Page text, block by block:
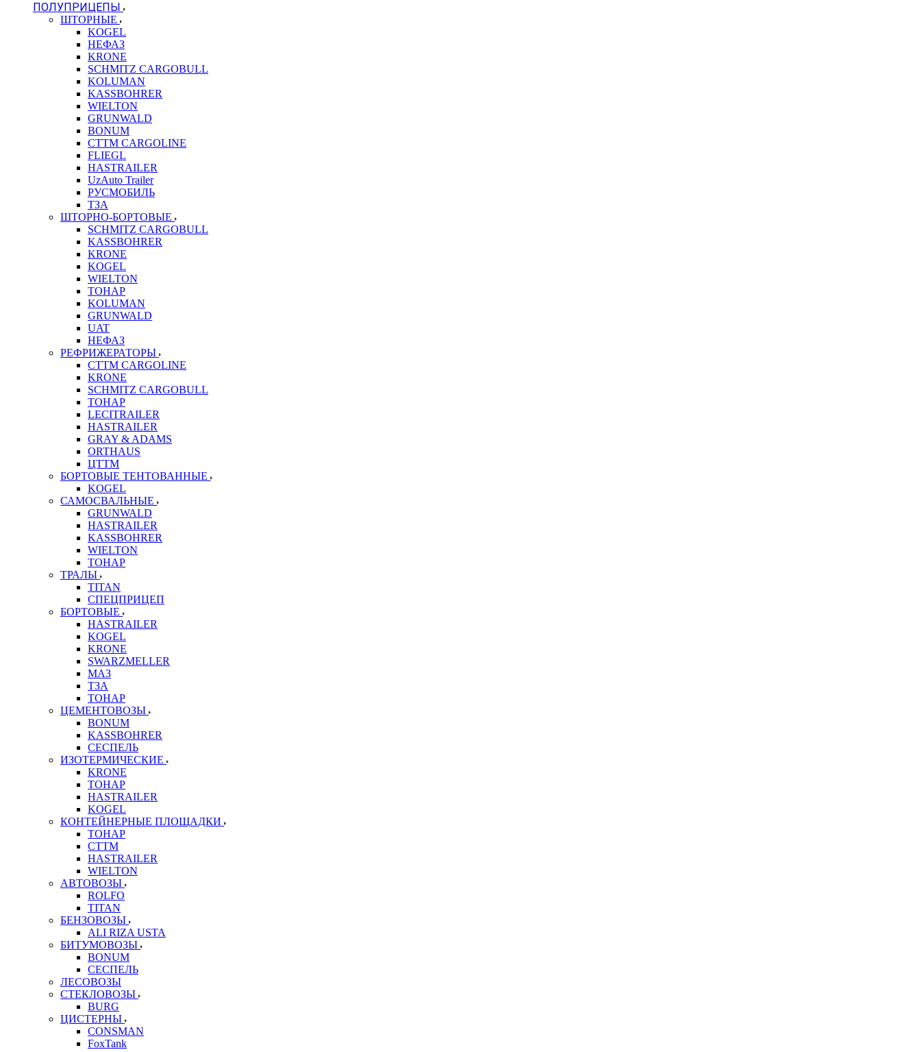
ПОЛУПРИЦЕПЫ
ШТОРНЫЕ
KOGEL
НЕФАЗ
KRONE
SCHMITZ CARGOBULL
KOLUMAN
KASSBOHRER
WIELTON
GRUNWALD
BONUM
CTTM CARGOLINE
FLIEGL
HASTRAILER
UzAuto Trailer
РУСМОБИЛЬ
ТЗА
ШТОРНО-БОРТОВЫЕ
SCHMITZ CARGOBULL
KASSBOHRER
KRONE
KOGEL
WIELTON
ТОНАР
KOLUMAN
GRUNWALD
UAT
НЕФАЗ
РЕФРИЖЕРАТОРЫ
CTTM CARGOLINE
KRONE
SCHMITZ CARGOBULL
ТОНАР
LECITRAILER
HASTRAILER
GRAY & ADAMS
ORTHAUS
ЦТТМ
БОРТОВЫЕ ТЕНТОВАННЫЕ
KOGEL
САМОСВАЛЬНЫЕ
GRUNWALD
HASTRAILER
KASSBOHRER
WIELTON
ТОНАР
ТРАЛЫ
TITAN
СПЕЦПРИЦЕП
БОРТОВЫЕ
HASTRAILER
KOGEL
KRONE
SWARZMELLER
МАЗ
ТЗА
ТОНАР
ЦЕМЕНТОВОЗЫ
BONUM
KASSBOHRER
СЕСПЕЛЬ
ИЗОТЕРМИЧЕСКИЕ
KRONE
ТОНАР
HASTRAILER
KOGEL
КОНТЕЙНЕРНЫЕ ПЛОЩАДКИ
ТОНАР
CTTM
HASTRAILER
WIELTON
АВТОВОЗЫ
ROLFO
TITAN
БЕНЗОВОЗЫ
ALI RIZA USTA
БИТУМОВОЗЫ
BONUM
СЕСПЕЛЬ
ЛЕСОВОЗЫ
СТЕКЛОВОЗЫ
BURG
ЦИСТЕРНЫ
CONSMAN
FoxTank